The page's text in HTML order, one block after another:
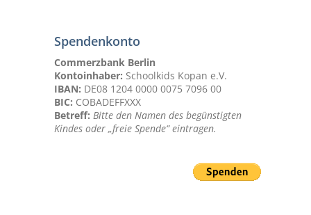
Spendenkonto
Commerzbank Berlin
Kontoinhaber: Schoolkids Kopan e.V.
IBAN: DE08 1204 0000 0075 7096 00
BIC: COBADEFFXXX
Betreff: Bitte den Namen des begünstigten
Kindes oder „freie Spende“ eintragen.